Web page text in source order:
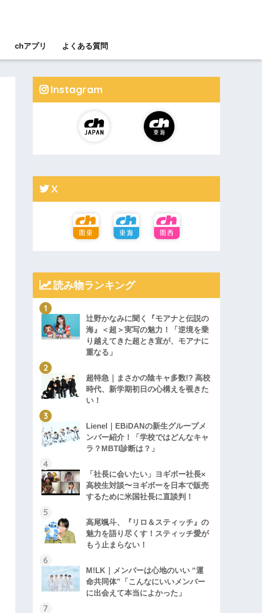
chアプリ よくある質問
Instagram
X
読み物ランキング
辻野かなみに聞く『モアナと伝説の
海』＜超＞実写の魅力！「逆境を乗
り越えてきた超とき宣が、モアナに
重なる」
超特急｜まさかの陰キャ多数!? 高校
時代、新学期初日の心構えを覗きた
い！
Lienel｜EBiDANの新生グループメ
ンバー紹介！「学校ではどんなキャ
ラ？MBTI診断は？」
「社長に会いたい」ヨギボー社長×
高校生対談〜ヨギボーを日本で販売
するために米国社長に直談判！
高尾颯斗、『リロ＆スティッチ』の
魅力を語り尽くす！スティッチ愛が
もう止まらない！
M!LK｜メンバーは心地のいい “運
命共同体”「こんなにいいメンバー
に出会えて本当によかった」